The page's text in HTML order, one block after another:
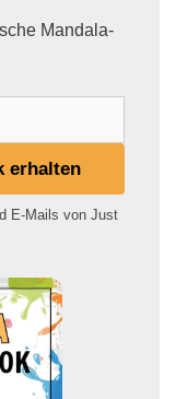
Mandala-
erhalten
E-Mails von Just